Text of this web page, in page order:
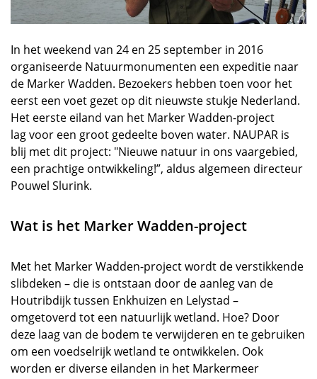
In het weekend van 24 en 25 september in 2016
organiseerde Natuurmonumenten een expeditie naar
de Marker Wadden. Bezoekers hebben toen voor het
eerst een voet gezet op dit nieuwste stukje Nederland.
Het eerste eiland van het Marker Wadden-project
lag voor een groot gedeelte boven water. NAUPAR is
blij met dit project: "Nieuwe natuur in ons vaargebied,
een prachtige ontwikkeling!”, aldus algemeen directeur
Pouwel Slurink.
Wat is het Marker Wadden-project
Met het Marker Wadden-project wordt de verstikkende
slibdeken – die is ontstaan door de aanleg van de
Houtribdijk tussen Enkhuizen en Lelystad –
omgetoverd tot een natuurlijk wetland. Hoe? Door
deze laag van de bodem te verwijderen en te gebruiken
om een voedselrijk wetland te ontwikkelen. Ook
worden er diverse eilanden in het Markermeer